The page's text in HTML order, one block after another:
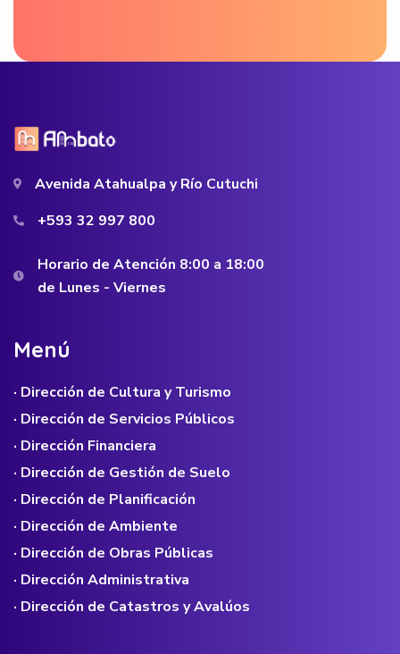
Avenida Atahualpa y Río Cutuchi
+593 32 997 800
Horario de Atención 8:00 a 18:00
de Lunes - Viernes
Menú
· Dirección de Cultura y Turismo
· Dirección de Servicios Públicos
· Dirección Financiera
· Dirección de Gestión de Suelo
· Dirección de Planificación
· Dirección de Ambiente
· Dirección de Obras Públicas
· Dirección Administrativa
· Dirección de Catastros y Avalúos